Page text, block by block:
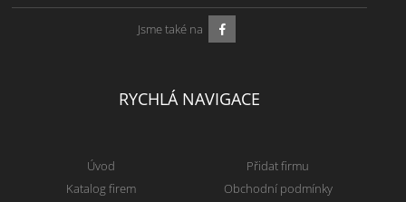
Jsme také na
RYCHLÁ NAVIGACE
Úvod
Katalog firem
Přidat firmu
Obchodní podmínky